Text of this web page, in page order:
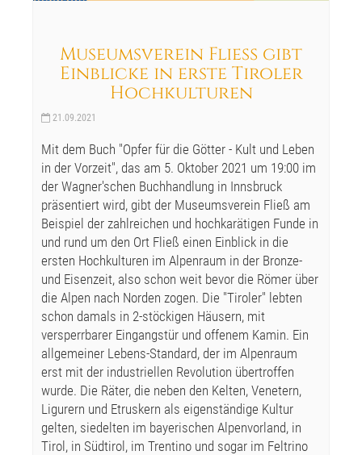
Museumsverein Fließ gibt
Einblicke in erste Tiroler
Hochkulturen
21.09.2021
Mit dem Buch "Opfer für die Götter - Kult und Leben
in der Vorzeit", das am 5. Oktober 2021 um 19:00 im
der Wagner'schen Buchhandlung in Innsbruck
präsentiert wird, gibt der Museumsverein Fließ am
Beispiel der zahlreichen und hochkarätigen Funde in
und rund um den Ort Fließ einen Einblick in die
ersten Hochkulturen im Alpenraum in der Bronze-
und Eisenzeit, also schon weit bevor die Römer über
die Alpen nach Norden zogen. Die "Tiroler" lebten
schon damals in 2-stöckigen Häusern, mit
versperrbarer Eingangstür und offenem Kamin. Ein
allgemeiner Lebens-Standard, der im Alpenraum
erst mit der industriellen Revolution übertroffen
wurde. Die Räter, die neben den Kelten, Venetern,
Ligurern und Etruskern als eigenständige Kultur
gelten, siedelten im bayerischen Alpenvorland, in
Tirol, in Südtirol, im Trentino und sogar im Feltrino